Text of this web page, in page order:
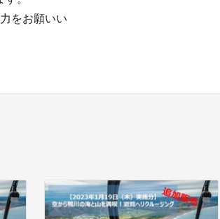
をお願いい